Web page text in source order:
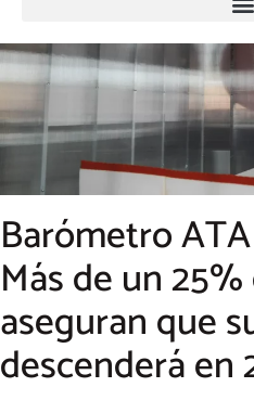
Barómetro ATA
Más de un
aseguran que
descenderá en